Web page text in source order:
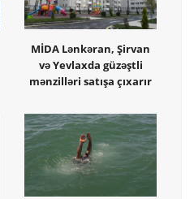
MİDA Lənkəran, Şirvan
və Yevlaxda güzəştli
mənzilləri satışa çıxarır